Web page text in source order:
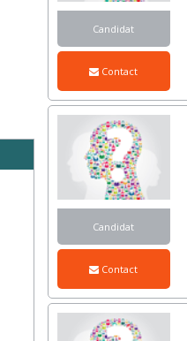
Candidat
Contact
Candidat
Contact